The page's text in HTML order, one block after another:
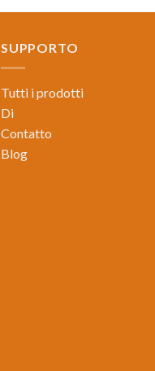
SUPPORTO
Tutti i prodotti
Di
Contatto
Blog